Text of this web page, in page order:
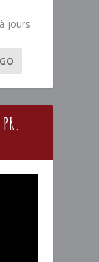
jours